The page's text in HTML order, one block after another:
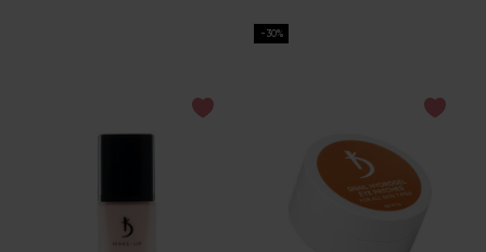
-30%